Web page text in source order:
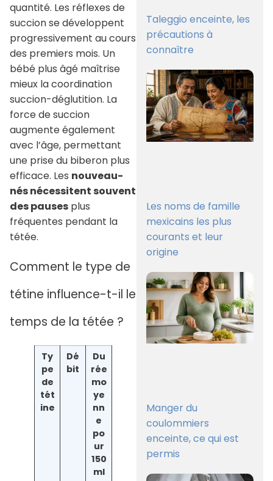
quantité. Les réflexes de
succion se développent
progressivement au cours
des premiers mois. Un
bébé plus âgé maîtrise
mieux la coordination
succion-déglutition. La
force de succion
augmente également
avec l’âge, permettant
une prise du biberon plus
efficace. Les nouveau-
nés nécessitent souvent
des pauses plus
fréquentes pendant la
tétée.
Comment le type de
tétine influence-t-il le
temps de la tétée ?
Ty
pe
de
tét
ine
Dé
bit
Du
rée
mo
ye
nn
e
po
ur
150
ml
Taleggio enceinte, les
précautions à
connaître
Les noms de famille
mexicains les plus
courants et leur
origine
Manger du
coulommiers
enceinte, ce qui est
permis